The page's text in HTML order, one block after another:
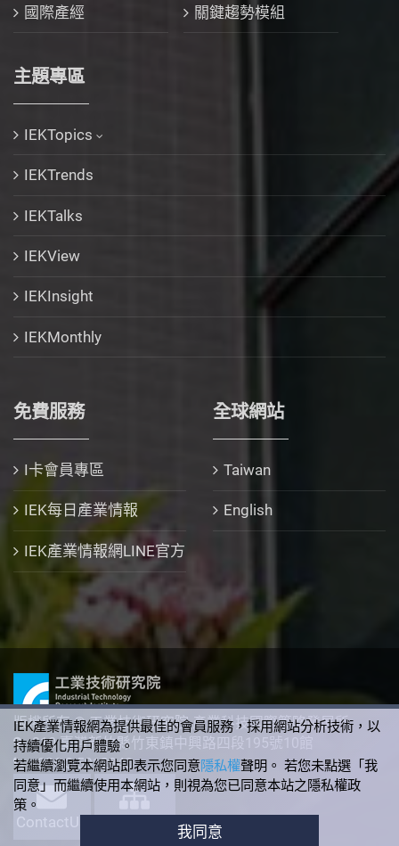
國際產經 關鍵趨勢模組
主題專區
IEKTopics
IEKTrends
IEKTalks
IEKView
IEKInsight
IEKMonthly
免費服務
I卡會員專區
IEK每日產業情報
IEK產業情報網LINE官方
全球網站
Taiwan
English
版權所有 © 工業技術研究院 產業科技國際策略發展所
310 臺灣新竹縣竹東鎮中興路四段195號10館
+886-3-5912340
ContactUs
IEK產業情報網為提供最佳的會員服務，採用網站分析技術，以
持續優化用戶體驗。
若繼續瀏覽本網站即表示您同意隱私權聲明。 若您未點選「我
同意」而繼續使用本網站，則視為您已同意本站之隱私權政
策。
我同意